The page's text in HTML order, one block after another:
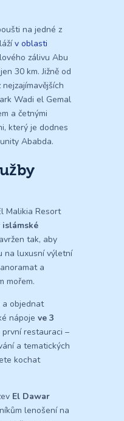
na jedné z
v oblasti
zálivu Abu
30 km. Jižně od
Wadi el Gemal
a četnými
který je dodnes
Ababda.
Malikia Resort
islámské
tak, aby
na luxusní výletní
a
mořem.
a objednat
nápoje ve 3
první restauraci –
a tematických
kochat
El Dawar
lenošení na